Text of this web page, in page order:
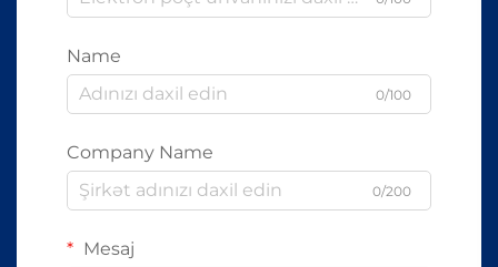
Name
0/100
Company Name
0/200
Mesaj